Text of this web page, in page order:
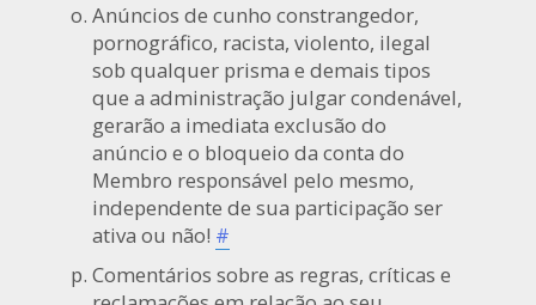
Anúncios de cunho constrangedor,
pornográfico, racista, violento, ilegal
sob qualquer prisma e demais tipos
que a administração julgar condenável,
gerarão a imediata exclusão do
anúncio e o bloqueio da conta do
Membro responsável pelo mesmo,
independente de sua participação ser
ativa ou não! #
Comentários sobre as regras, críticas e